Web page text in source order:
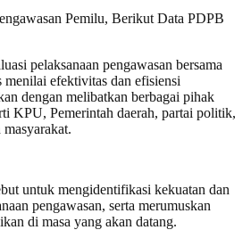
pelaksanaan pengawasan bersama
menilai efektivitas dan efisiensi
dengan melibatkan berbagai pihak
KPU, Pemerintah daerah, partai politik,
untuk mengidentifikasi kekuatan dan
pengawasan, serta merumuskan
di masa yang akan datang.